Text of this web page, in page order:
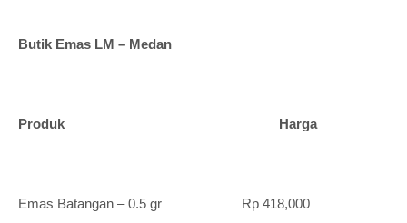
Butik Emas LM – Medan
Produk Harga
Emas Batangan – 0.5 gr Rp 418,000